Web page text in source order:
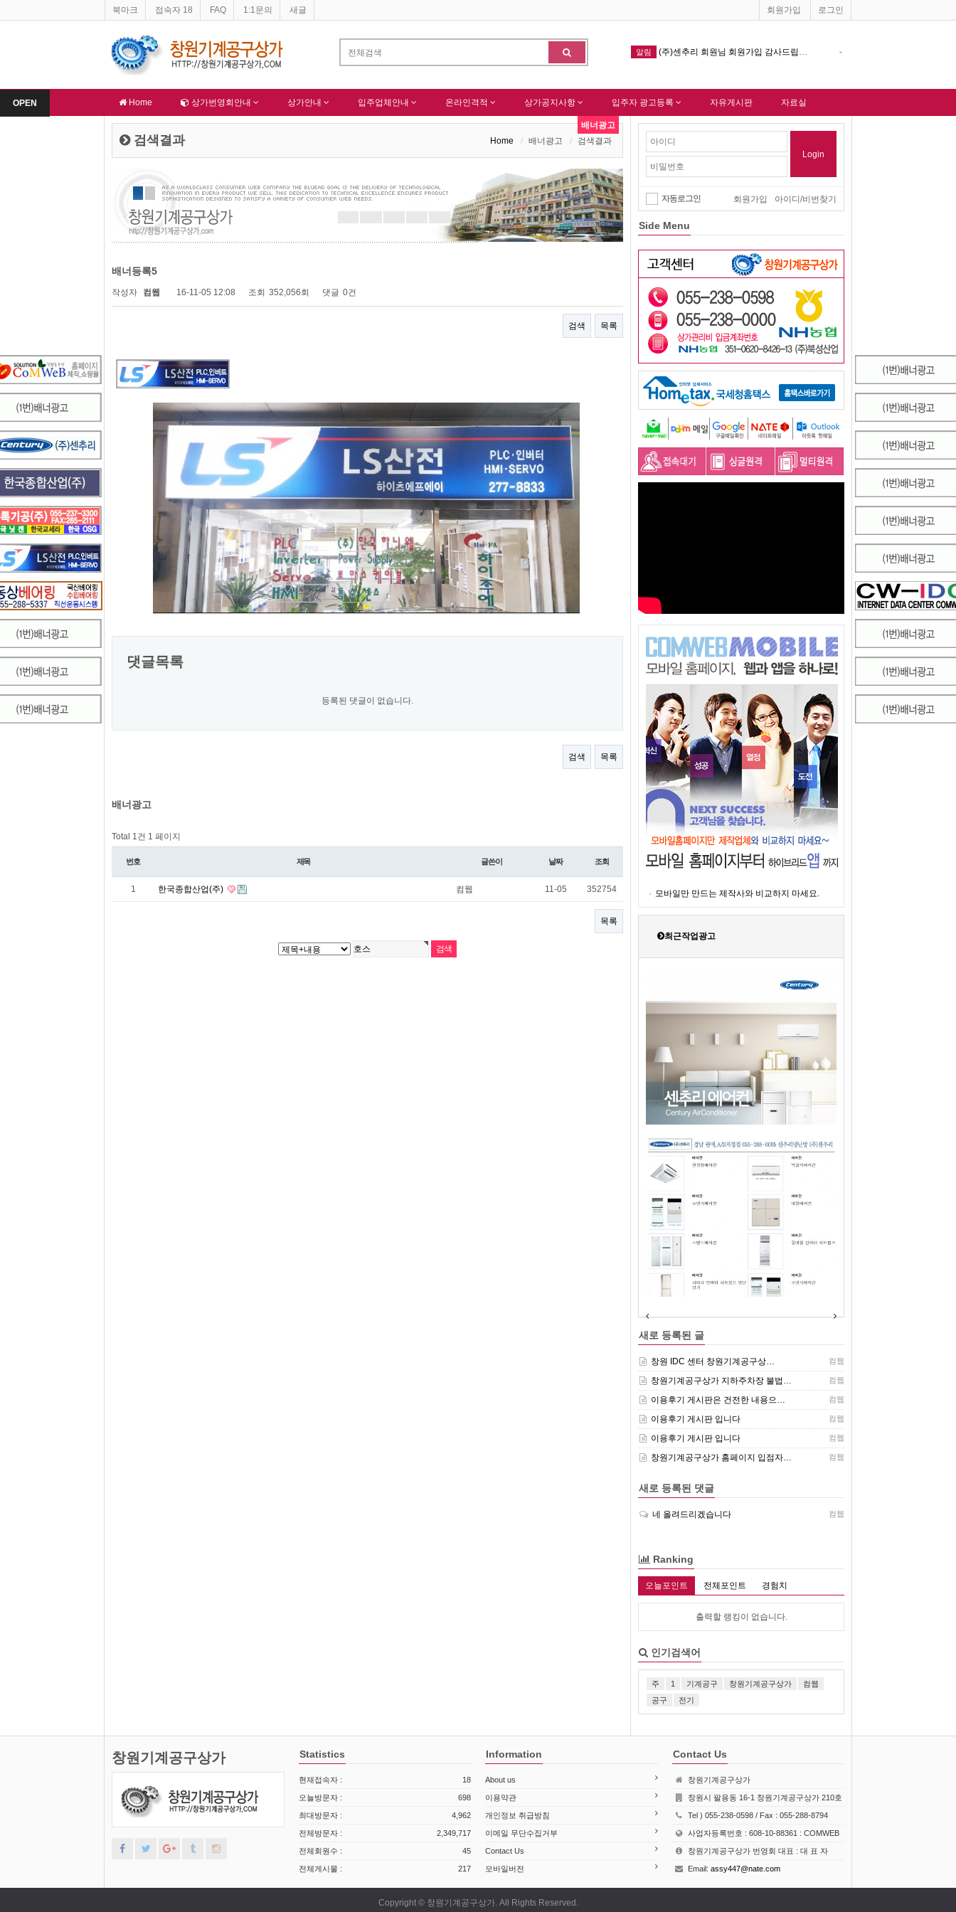
OPEN
북마크 접속자 18 FAQ 1:1문의 새글 회원가입 로그인
창원기계공구상가 지하주차장 불법적재물 문제 - 알림 창원기계공구상가 홈페이지 네이버 등록완료 한국종합산업(주) 회원님 가입을 축하드립니다 ! 알림 (주)센추리 회원님 회원가입 감사드립니다.
Home 상가번영회안내 상가안내 입주업체안내 온라인격적 상가공지사항 입주자 광고등록 자유게시판 자료실
검색결과 Home 배너광고 검색결과
배너광고
배너등록5
작성자 컴웹 16-11-05 12:08 조회 352,056회 댓글 0건
검색 목록
댓글목록
등록된 댓글이 없습니다.
검색 목록
배너광고
Total 1건 1 페이지
번호 제목 글쓴이 날짜 조회
1 한국종합산업(주) 컴웹 11-05 352754
목록
Login
자동로그인 아이디/비번찾기
회원가입
Side Menu
모바일만 만드는 제작사와 비교하지 마세요.
최근작업광고
새로 등록된 글
창원 IDC 센터 창원기계공구상… 컴웹
창원기계공구상가 지하주차장 불법… 컴웹
이용후기 게시판은 건전한 내용으… 컴웹
이용후기 게시판 입니다 컴웹
이용후기 게시판 입니다 컴웹
창원기계공구상가 홈페이지 입점자… 컴웹
새로 등록된 댓글
네 올려드리겠습니다 컴웹
Ranking
오늘포인트 전체포인트 경험치
출력할 랭킹이 없습니다.
인기검색어
주 1 기계공구 창원기계공구상가
컴웹
공구
전기
창원기계공구상가 Statistics
현재접속자 : 18
오늘방문자 : 698
최대방문자 : 4,962
전체방문자 : 2,349,717
전체회원수 : 45
전체게시물 : 217
Information
About us
이용약관
개인정보 취급방침
이메일 무단수집거부
Contact Us
모바일버전
Contact Us
창원기계공구상가
창원시 팔용동 16-1 창원기계공구상가 210호
Tel ) 055-238-0598 / Fax : 055-288-8794
사업자등록번호 : 608-10-88361 : COMWEB
창원기계공구상가 번영회 대표 : 대 표 자
Email: assy447@nate.com
Copyright © 창원기계공구상가. All Rights Reserved.